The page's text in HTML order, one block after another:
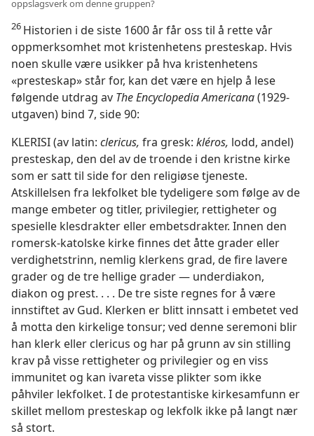
oppslagsverk om denne gruppen?
26 Historien i de siste 1600 år får oss til å rette vår
oppmerksomhet mot kristenhetens presteskap. Hvis
noen skulle være usikker på hva kristenhetens
«presteskap» står for, kan det være en hjelp å lese
følgende utdrag av The Encyclopedia Americana(1929-
utgaven) bind 7, side 90:
KLERISI (av latin: clericus, fra gresk: kléros, lodd, andel)
presteskap, den del av de troende i den kristne kirke
som er satt til side for den religiøse tjeneste.
Atskillelsen fra lekfolket ble tydeligere som følge av de
mange embeter og titler, privilegier, rettigheter og
spesielle klesdrakter eller embetsdrakter. Innen den
romersk-katolske kirke finnes det åtte grader eller
verdighetstrinn, nemlig klerkens grad, de fire lavere
grader og de tre hellige grader — underdiakon,
diakon og prest. . . . De tre siste regnes for å være
innstiftet av Gud. Klerken er blitt innsatt i embetet ved
å motta den kirkelige tonsur; ved denne seremoni blir
han klerk eller clericus og har på grunn av sin stilling
krav på visse rettigheter og privilegier og en viss
immunitet og kan ivareta visse plikter som ikke
påhviler lekfolket. I de protestantiske kirkesamfunn er
skillet mellom presteskap og lekfolk ikke på langt nær
så stort.